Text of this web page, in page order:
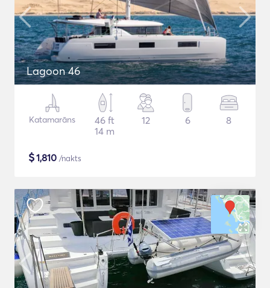
Lagoon 46
Katamarāns
46 ft
14 m
12 6 8
$1,810 /nakts